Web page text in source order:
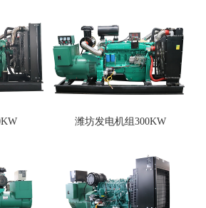
潍坊发电机组300KW